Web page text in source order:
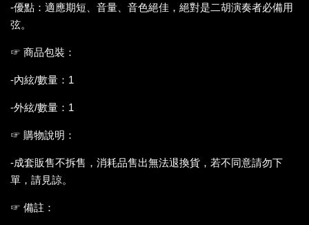
-優點：適應期短、音量、音色絕佳，絕對是二胡演奏者必備用
弦。
☞ 商品包裝：
-內絃/數量：1
-外絃/數量：1
☞ 購物說明：
-成套販售不拆售，消耗品售出無法退換貨，若不同意請勿下
單，請見諒。
☞ 備註：